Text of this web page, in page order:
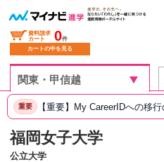
資料請求
カート
0件
カートの中を見る
重要 【重要】My CareerIDへの移
福岡女子大学
公立大学